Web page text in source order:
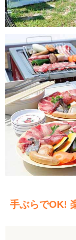
手ぶらでOK!